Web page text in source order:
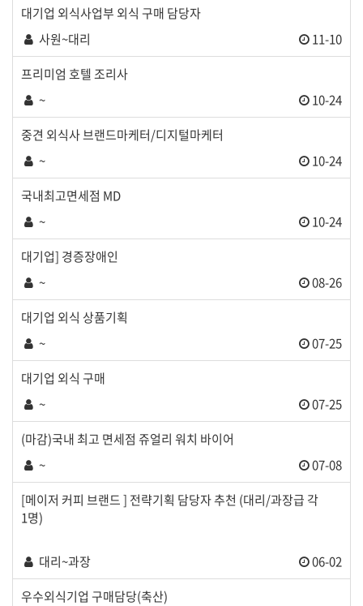
대기업 외식사업부 외식 구매 담당자
사원~대리
11-10
프리미엄 호텔 조리사
~
10-24
중견 외식사 브랜드마케터/디지털마케터
~
10-24
국내최고면세점 MD
~
10-24
대기업] 경증장애인
~
08-26
대기업 외식 상품기획
~
07-25
대기업 외식 구매
~
07-25
(마감)국내 최고 면세점 쥬얼리 워치 바이어
~
07-08
[메이저 커피 브랜드 ] 전략기획 담당자 추천 (대리/과장급 각
1명)
대리~과장
06-02
우수외식기업 구매담당(축산)